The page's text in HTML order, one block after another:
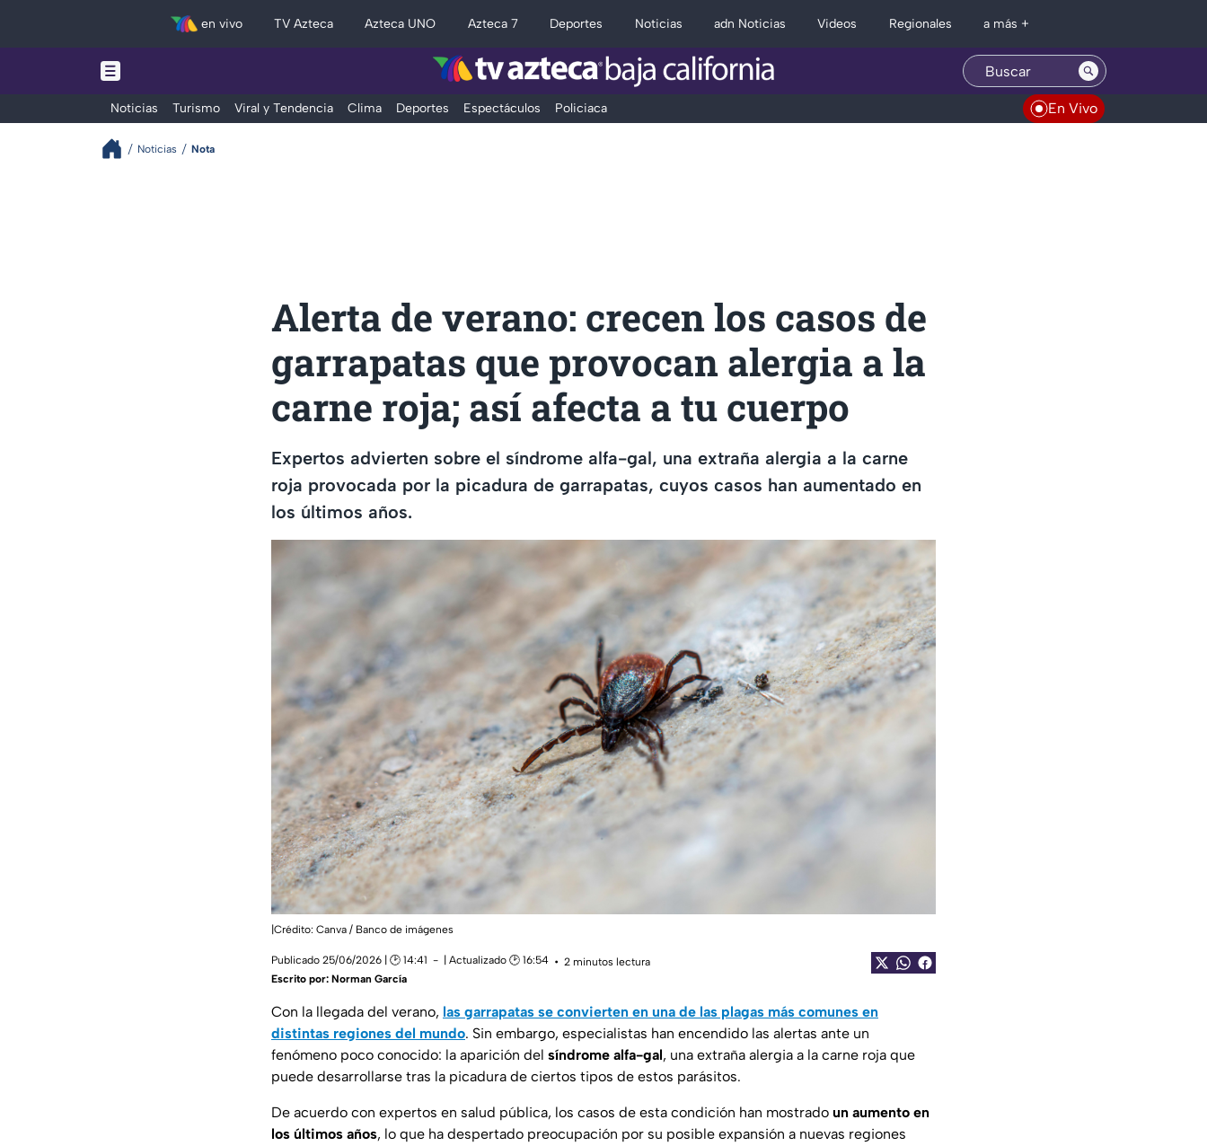
en vivo TV Azteca Azteca UNO Azteca 7 Deportes Noticias adn Noticias Videos Regionales a más +
Noticias Turismo Viral y Tendencia Clima Deportes Espectáculos Policiaca En Vivo
Noticias Nota
Alerta de verano: crecen los casos de
garrapatas que provocan alergia a la
carne roja; así afecta a tu cuerpo
Expertos advierten sobre el síndrome alfa-gal, una extraña alergia a la carne
roja provocada por la picadura de garrapatas, cuyos casos han aumentado en
los últimos años.
|Crédito: Canva / Banco de imágenes
Publicado 25/06/2026 | 🕑 14:41 | Actualizado 🕑 16:54
2 minutos lectura
Escrito por: Norman García
Con la llegada del verano, las garrapatas se convierten en una de las plagas más comunes en
distintas regiones del mundo. Sin embargo, especialistas han encendido las alertas ante un
fenómeno poco conocido: la aparición del síndrome alfa-gal, una extraña alergia a la carne roja que
puede desarrollarse tras la picadura de ciertos tipos de estos parásitos.
De acuerdo con expertos en salud pública, los casos de esta condición han mostrado un aumento en
los últimos años, lo que ha despertado preocupación por su posible expansión a nuevas regiones